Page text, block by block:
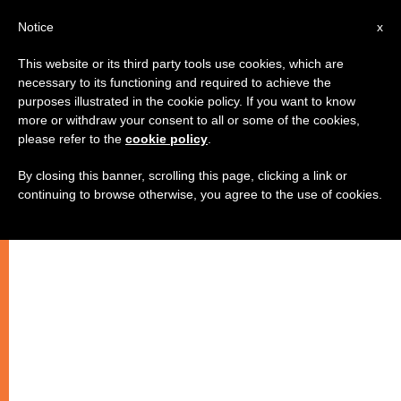
قراءة روحية لثمار العصر الحديث (1)
–
x
Notice
This website or its third party tools use cookies, which are
necessary to its functioning and required to achieve the
purposes illustrated in the cookie policy. If you want to know
more or withdraw your consent to all or some of the cookies,
please refer to the cookie policy
By closing this banner, scrolling this page, clicking a link or
continuing to browse otherwise, you agree to the use of cookies.